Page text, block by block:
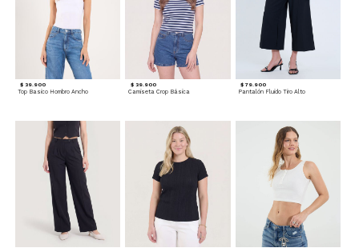
$ 39.900
Top Basico Hombro Ancho
$ 39.900
Camiseta Crop Básica
$ 79.900
Pantalón Fluido Tiro Alto